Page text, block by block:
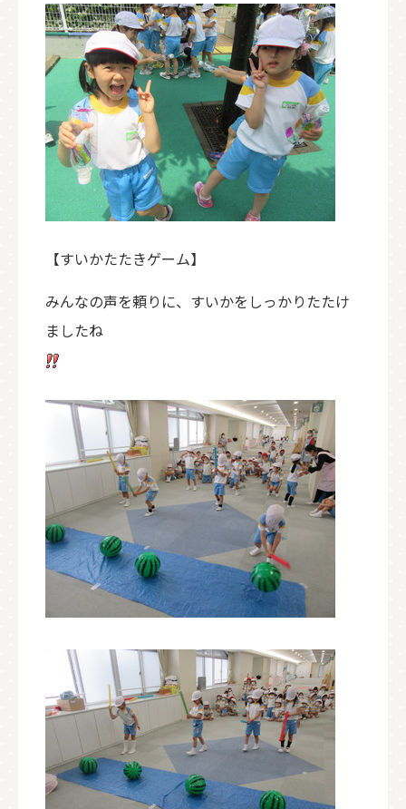
【すいかたたきゲーム】
みんなの声を頼りに、すいかをしっかりたたけ
ましたね